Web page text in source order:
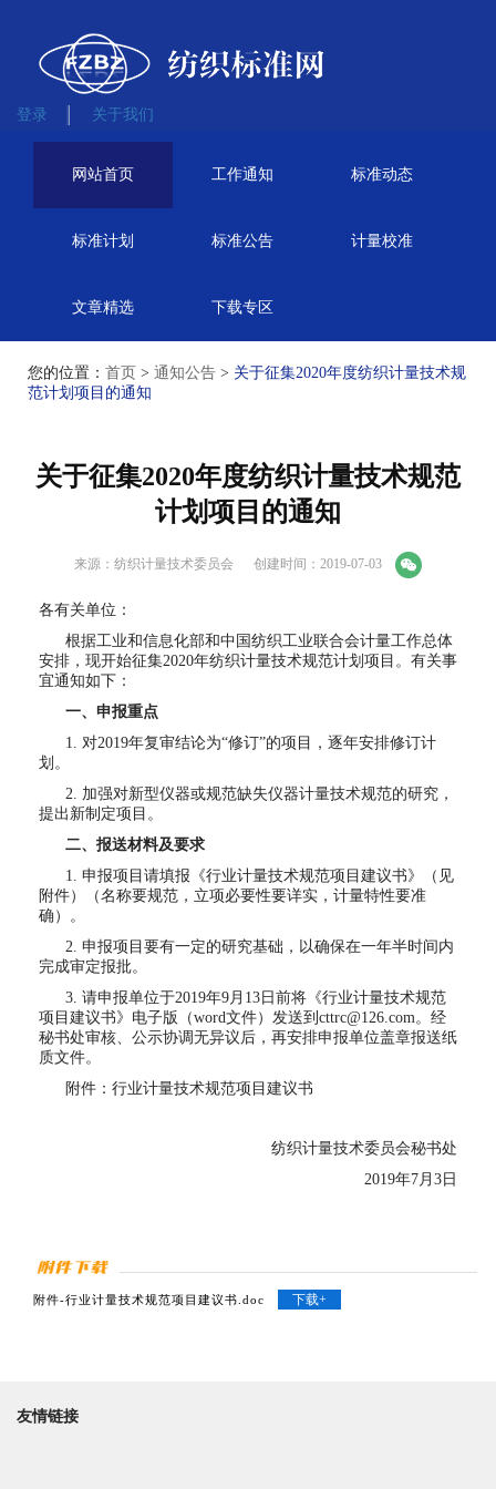
登录 关于我们
网站首页 工作通知 标准动态
标准计划 标准公告 计量校准
文章精选 下载专区
您的位置： 首页 > 通知公告 > 关于征集2020年度纺织计量技术规
范计划项目的通知
关于征集2020年度纺织计量技术规范
计划项目的通知
来源：纺织计量技术委员会 创建时间：2019-07-03
各有关单位：
根据工业和信息化部和中国纺织工业联合会计量工作总体
安排，现开始征集2020年纺织计量技术规范计划项目。有关事
宜通知如下：
一、申报重点
1. 对2019年复审结论为“修订”的项目，逐年安排修订计
划。
2. 加强对新型仪器或规范缺失仪器计量技术规范的研究，
提出新制定项目。
二、报送材料及要求
1. 申报项目请填报《行业计量技术规范项目建议书》（见
附件）（名称要规范，立项必要性要详实，计量特性要准
确）。
2. 申报项目要有一定的研究基础，以确保在一年半时间内
完成审定报批。
3. 请申报单位于2019年9月13日前将《行业计量技术规范
项目建议书》电子版（word文件）发送到cttrc@126.com。经
秘书处审核、公示协调无异议后，再安排申报单位盖章报送纸
质文件。
附件：行业计量技术规范项目建议书
纺织计量技术委员会秘书处
2019年7月3日
附件-行业计量技术规范项目建议书.doc 下载+
友情链接